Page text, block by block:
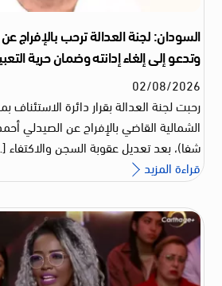
السودان: لجنة العدالة ترحب بالإفراج
وتدعو إلى إلغاء إدانته وضمان حرية
02/08/2026
رحبت لجنة العدالة بقرار دائرة الاستئناف
الشمالية القاضي بالإفراج عن الصيدلي
شفا)، بعد تعديل عقوبة السجن والاكتفاء
قراءة المزيد